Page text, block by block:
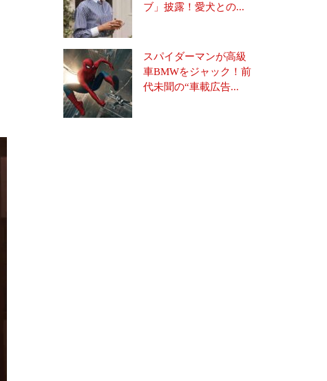
ブ」披露！愛犬との...
スパイダーマンが高級
車BMWをジャック！前
代未聞の“車載広告...